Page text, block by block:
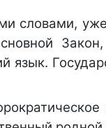
словами,
Закон,
язык.